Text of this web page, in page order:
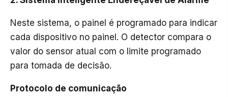
Neste sistema, o painel é programado para indicar
cada dispositivo no painel. O detector compara o
valor do sensor atual com o limite programado
para tomada de decisão.
Protocolo de comunicação